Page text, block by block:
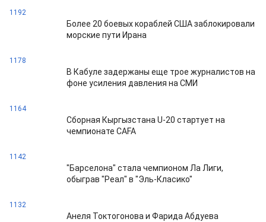
1192
Более 20 боевых кораблей США заблокировали
морские пути Ирана
1178
В Кабуле задержаны еще трое журналистов на
фоне усиления давления на СМИ
1164
Сборная Кыргызстана U-20 стартует на
чемпионате CAFA
1142
"Барселона" стала чемпионом Ла Лиги,
обыграв "Реал" в "Эль-Класико"
1132
Анеля Токтогонова и Фарида Абдуева